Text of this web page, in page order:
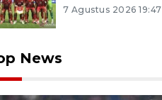
7 Agustus 2026 19:47
News